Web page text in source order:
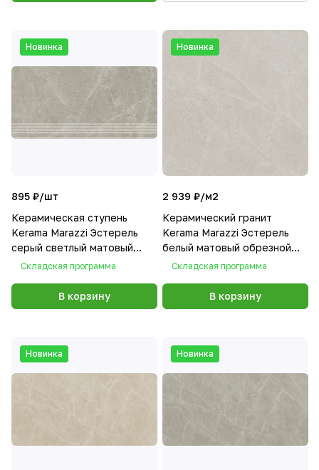
Новинка
895 ₽/шт
Керамическая ступень
Kerama Marazzi Эстерель
серый светлый матовый
обрезной 30x60x0,9
Складская программа
В корзину
Новинка
2 939 ₽/м2
Керамический гранит
Kerama Marazzi Эстерель
белый матовый обрезной
60x60x0,9
Складская программа
В корзину
Новинка Новинка